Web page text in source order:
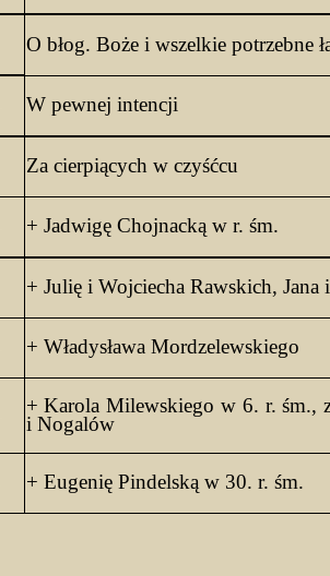
O błog. Boże i wszelkie potrzebne
W pewnej intencji
Za cierpiących w czyśćcu
+ Jadwigę Chojnacką w r. śm.
+ Julię i Wojciecha Rawskich, Jana
+ Władysława Mordzelewskiego
+ Karola Milewskiego w 6. r. śm.,
i Nogalów
+ Eugenię Pindelską w 30. r. śm.